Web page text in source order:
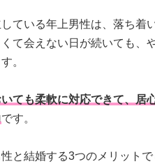
ている年上男性は、落ち着
て会えない日が続いても、
。
ても柔軟に対応できて、居
です。
と結婚する3つのメリットで